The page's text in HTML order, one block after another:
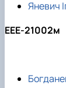
Яневич
ЕЕЕ-21002м